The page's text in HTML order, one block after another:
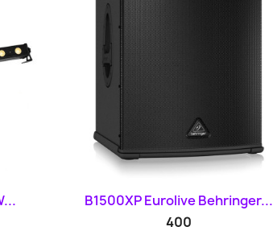
Szybki podgląd
B1500XP Eurolive Behringer...
400